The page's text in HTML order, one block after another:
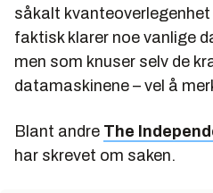
såkalt
faktisk klarer noe vanlige
men som knuser selv de
datamaskinene – vel å
Blant andre The
har skrevet om saken.